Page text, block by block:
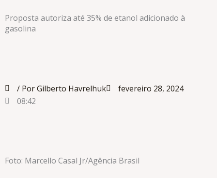
Proposta autoriza até 35% de etanol adicionado à
gasolina
/ Por Gilberto Havrelhuk
fevereiro 28, 2024
08:42
Foto: Marcello Casal Jr/Agência Brasil